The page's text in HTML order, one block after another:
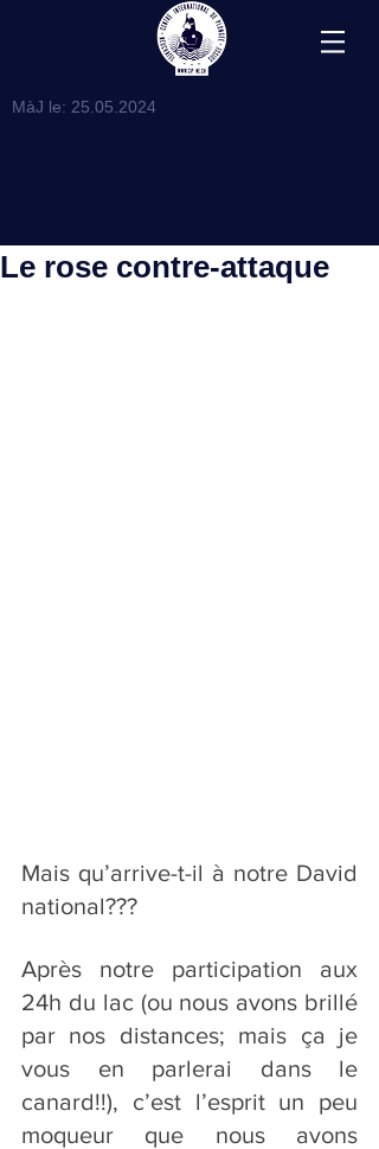
MàJ le: 25.05.2024
Le rose contre-attaque
Mais qu’arrive-t-il à notre David
national???
Après notre participation aux
24h du lac (ou nous avons brillé
par nos distances; mais ça je
vous en parlerai dans le
canard!!), c’est l’esprit un peu
moqueur que nous avons